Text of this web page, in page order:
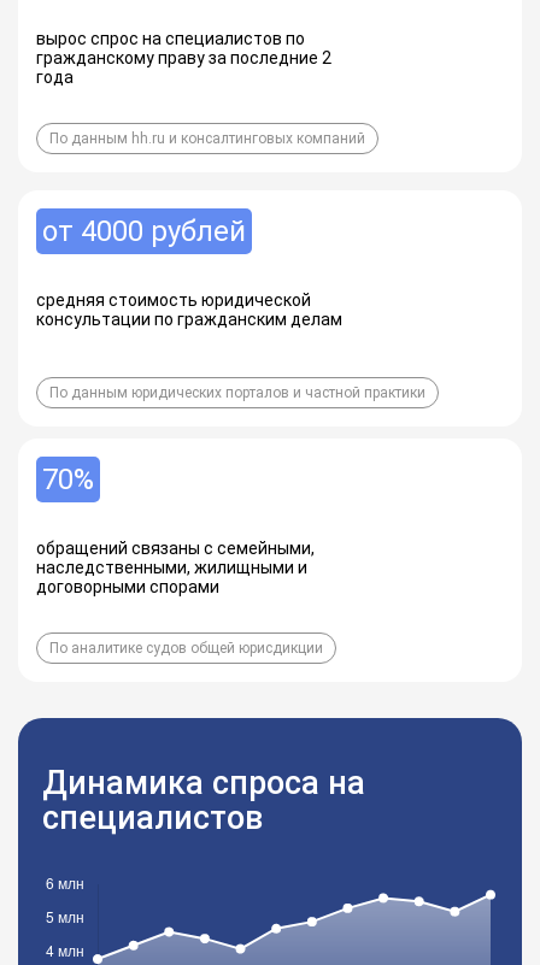
вырос спрос на специалистов по
гражданскому праву за последние 2
года
По данным hh.ru и консалтинговых компаний
от 4000 рублей
средняя стоимость юридической
консультации по гражданским делам
По данным юридических порталов и частной практики
70%
обращений связаны с семейными,
наследственными, жилищными и
договорными спорами
По аналитике судов общей юрисдикции
Динамика спроса на
специалистов